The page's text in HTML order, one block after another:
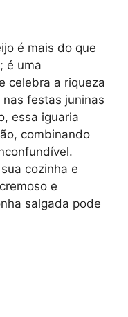
é mais do que
é uma
celebra a riqueza
festas juninas
essa iguaria
combinando
cozinha e
e
salgada pode